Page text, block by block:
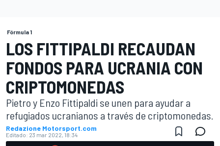
Fórmula 1
LOS FITTIPALDI RECAUDAN
FONDOS PARA UCRANIA CON
CRIPTOMONEDAS
Pietro y Enzo Fittipaldi se unen para ayudar a
refugiados ucranianos a través de criptomonedas.
Redazione Motorsport.com
Editado: 23 mar 2022, 18:34